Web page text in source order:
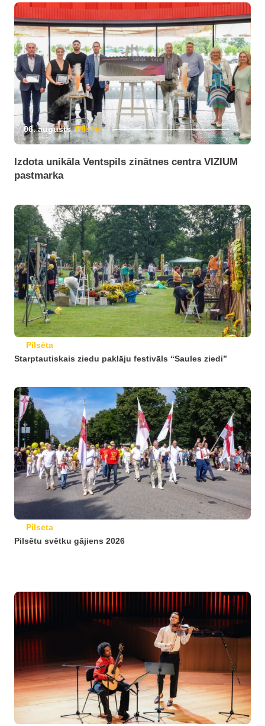
06. augusts Pilsēta
Izdota unikāla Ventspils zinātnes centra VIZIUM
pastmarka
Pilsēta
Starptautiskais ziedu paklāju festivāls “Saules ziedi”
Pilsēta
Pilsētu svētku gājiens 2026